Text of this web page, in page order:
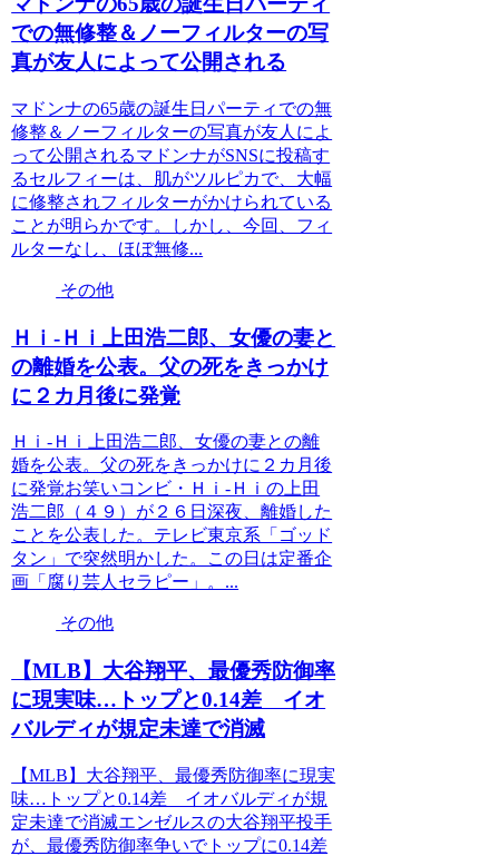
での無修整＆ノーフィルターの写
真が友人によって公開される
マドンナの65歳の誕生日パーティでの無
修整＆ノーフィルターの写真が友人によ
って公開されるマドンナがSNSに投稿す
るセルフィーは、肌がツルピカで、大幅
に修整されフィルターがかけられている
ことが明らかです。しかし、今回、フィ
ルターなし、ほぼ無修...
その他
Ｈｉ-Ｈｉ上田浩二郎、女優の妻と
の離婚を公表。父の死をきっかけ
に２カ月後に発覚
Ｈｉ-Ｈｉ上田浩二郎、女優の妻との離
婚を公表。父の死をきっかけに２カ月後
に発覚お笑いコンビ・Ｈｉ-Ｈｉの上田
浩二郎（４９）が２６日深夜、離婚した
ことを公表した。テレビ東京系「ゴッド
タン」で突然明かした。この日は定番企
画「腐り芸人セラピー」。...
その他
【MLB】大谷翔平、最優秀防御率
に現実味…トップと0.14差 イオ
バルディが規定未達で消滅
【MLB】大谷翔平、最優秀防御率に現実
味…トップと0.14差 イオバルディが規
定未達で消滅エンゼルスの大谷翔平投手
が、最優秀防御率争いでトップに0.14差